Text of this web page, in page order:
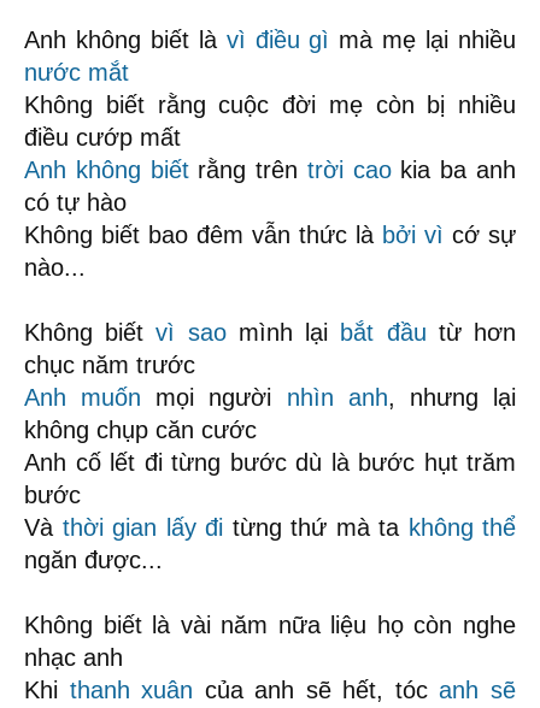
Anh không biết là vì điều gì mà mẹ lại nhiều
nước mắt
Không biết rằng cuộc đời mẹ còn bị nhiều
điều cướp mất
Anh không biếtrằng trên trời caokia ba anh
có tự hào
Không biết bao đêm vẫn thức là bởi vì cớ sự
nào...
Không biếtvì saomình lại bắt đầu từ hơn
chục năm trước
Anh muốn mọi người nhìn anh, nhưng lại
không chụp căn cước
Anh cố lết đi từng bước dù là bước hụt trăm
bước
Và thời gian lấy đi từng thứ mà ta không thể
ngăn được...
Không biết là vài năm nữa liệu họ còn nghe
nhạc anh
Khi thanh xuân của anh sẽ hết, tócanh sẽ